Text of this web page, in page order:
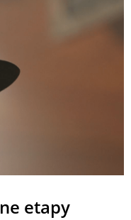
etapy